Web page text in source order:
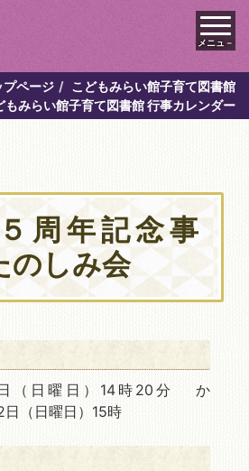
メニュ－
プページ
こどもみらい館子育て図書館
もみらい館子育て図書館 行事カレンダー
周年記念事
しみ会
（日曜日）14時20分 か
（日曜日）15時